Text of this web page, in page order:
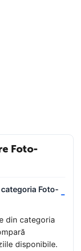
Foto-
Foto-
din categoria
disponibile.